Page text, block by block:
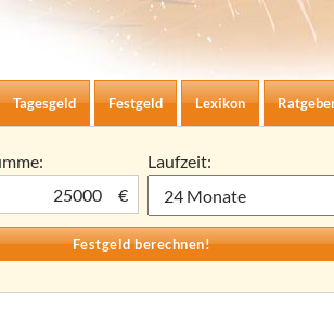
berechnen
Zum Inhalt springen
Tagesgeld
Festgeld Lexikon
€
Laufzeit: